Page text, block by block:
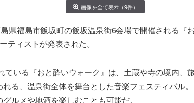
画像を全て表示（9件）
県福島市飯坂町の飯坂温泉街6会場で開催される『
ティストが発表された。
ている『おと酔いウォーク』は、土蔵や寺の境内、
る、温泉街全体を舞台とした音楽フェスティバル
ルメや地酒を楽しむことも可能だ。